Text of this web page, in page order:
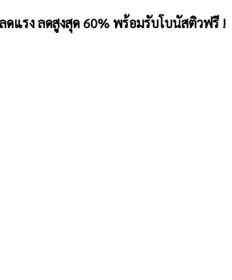
ดแรง ลดสูงสุด 60% พร้อมรับโบนัสติวฟรี !